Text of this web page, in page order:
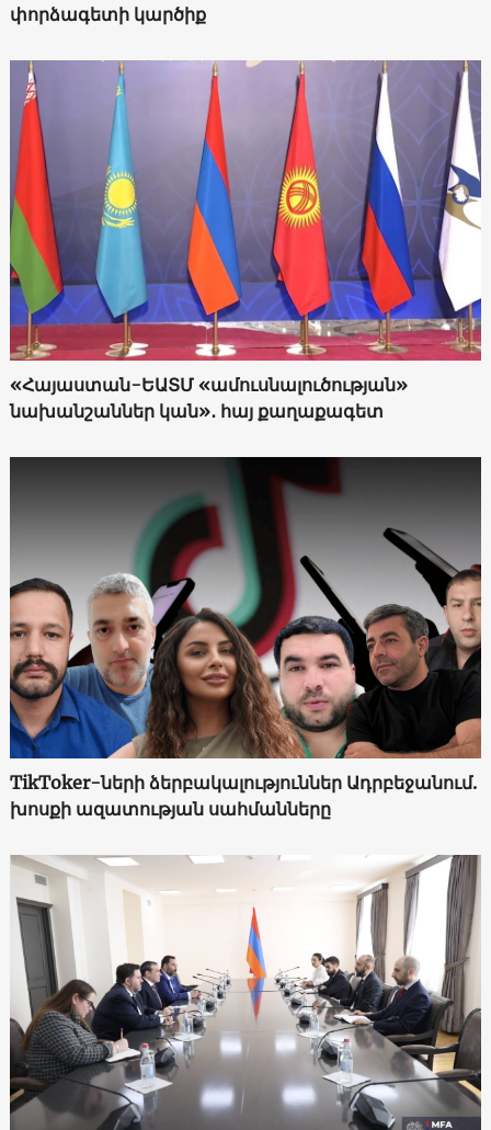
փորձագետի կարծիք
«Հայաստան-ԵԱՏՄ «ամուսնալուծության»
նախանշաններ կան»․ հայ քաղաքագետ
TikToker-ների ձերբակալություններ Ադրբեջանում.
խոսքի ազատության սահմանները